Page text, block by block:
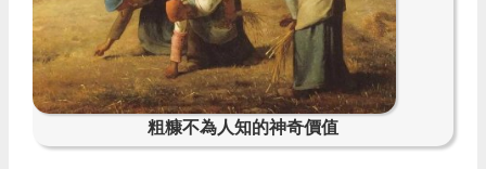
粗糠不為人知的神奇價值